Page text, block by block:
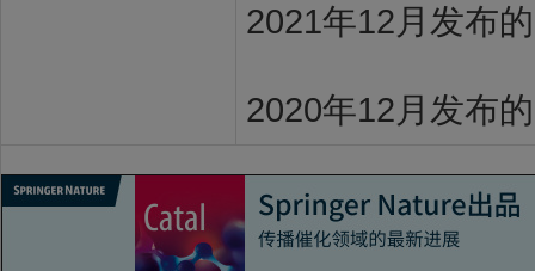
2021年12月发布
2020年12月发布